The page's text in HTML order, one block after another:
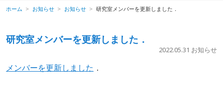
ホーム お知らせ お知らせ 研究室メンバーを更新しました．
研究室メンバーを更新しました．
2022.05.31 お知らせ
メンバーを更新しました ．